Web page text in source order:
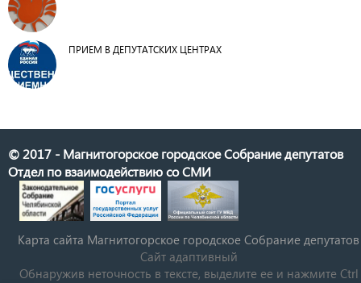
ПРИЕМ В ДЕПУТАТСКИХ ЦЕНТРАХ
© 2017 - Магнитогорское городское Собрание депутатов
Отдел по взаимодействию со СМИ
Карта сайта Магнитогорское городское Cобрание депутатов
Сайт адаптивный
Обнаружив неточность в тексте, выделите ее и нажмите Ctrl